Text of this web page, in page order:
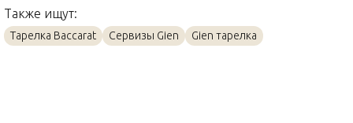
Страна производителя
Материал
Фаянс
Также ищут:
Тарелка Baccarat Сервизы Gien Gien тарелка